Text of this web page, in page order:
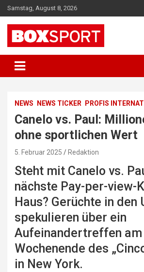
Skip
to
content
Samstag, August 8, 2026
BOXSPORT
NEWS NEWS TICKER PROFIS
Canelo vs. Paul:
ohne sportlichen Wert
5. Februar 2025 Redaktion
Steht mit Canelo vs.
nächste Pay-per-view-
Haus? Gerüchte in den
spekulieren über ein
Aufeinandertreffen am
Wochenende des
in New York.